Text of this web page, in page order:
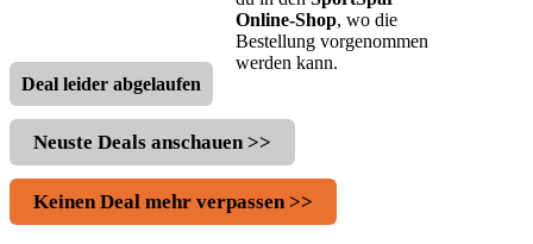
Online-Shop, wo die
Bestellung vorgenommen
werden kann.
Deal leider abgelaufen
Neuste Deals anschauen >>
Keinen Deal mehr verpassen >>